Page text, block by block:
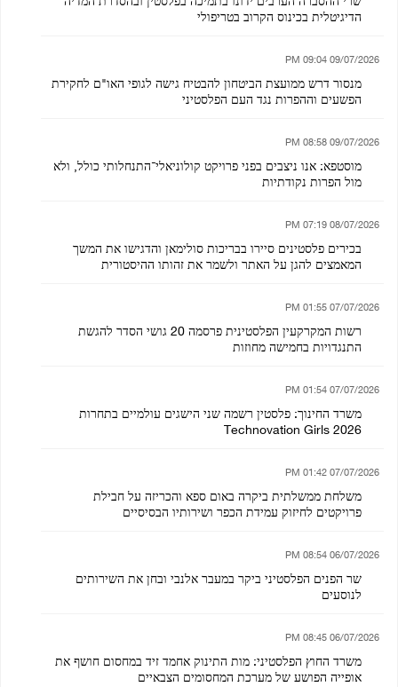
הדיגיטלית בכינוס הקרוב בטריפולי
09/07/2026 09:04 PM
מנסור דרש ממועצת הביטחון להבטיח גישה לגופי האו"ם לחקירת
הפשעים וההפרות נגד העם הפלסטיני
09/07/2026 08:58 PM
מוסטפא: אנו ניצבים בפני פרויקט קולוניאלי־התנחלותי כולל, ולא
מול הפרות נקודתיות
08/07/2026 07:19 PM
בכירים פלסטינים סיירו בבריכות סולימאן והדגישו את המשך
המאמצים להגן על האתר ולשמר את זהותו ההיסטורית
07/07/2026 01:55 PM
רשות המקרקעין הפלסטינית פרסמה 20 גושי הסדר להגשת
התנגדויות בחמישה מחוזות
07/07/2026 01:54 PM
משרד החינוך: פלסטין רשמה שני הישגים עולמיים בתחרות
Technovation Girls 2026
07/07/2026 01:42 PM
משלחת ממשלתית ביקרה באום ספא והכריזה על חבילת
פרויקטים לחיזוק עמידת הכפר ושירותיו הבסיסיים
06/07/2026 08:54 PM
שר הפנים הפלסטיני ביקר במעבר אלנבי ובחן את השירותים
לנוסעים
06/07/2026 08:45 PM
משרד החוץ הפלסטיני: מות התינוק אחמד זיד במחסום חושף את
אופייה הפושע של מערכת המחסומים הצבאיים